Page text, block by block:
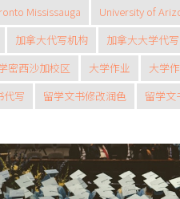
Mississauga University of
加拿大代写机构 加拿大大学代写
密西沙加校区 大学作业 大学
代写 留学文书修改润色 留学文